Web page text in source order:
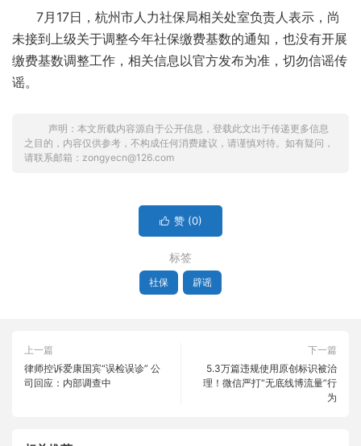
7月17日，杭州市人力社保局相关处室负责人表示，尚
未接到上级关于调整今年社保缴费基数的通知，也没有开展
缴费基数调整工作，相关信息以官方发布为准，切勿信谣传
谣。
声明：本文所载内容源自于公开信息，登载此文出于传递更多信息
之目的，内容仅供参考，不构成任何消费建议，请谨慎对待。如有疑问，
请联系邮箱：zongyecn@126.com
 赞 (0)
标签
社保 辟谣
上一篇
律师控诉爱康国宾“误检误诊” 公
司回应：内部调查中
下一篇
5.3万篇违规使用原创标识被治
理！微信严打“无底线博流量”行
为